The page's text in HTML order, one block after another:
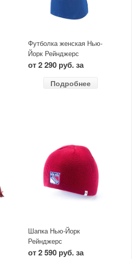
Футболка женская Нью-
Йорк Рейнджерс
от 2 290 руб. за
Подробнее
Шапка Нью-Йорк
Рейнджерс
от 2 590 руб. за